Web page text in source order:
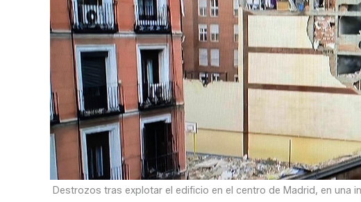
Destrozos tras explotar el edificio en el centro de Madrid, en una